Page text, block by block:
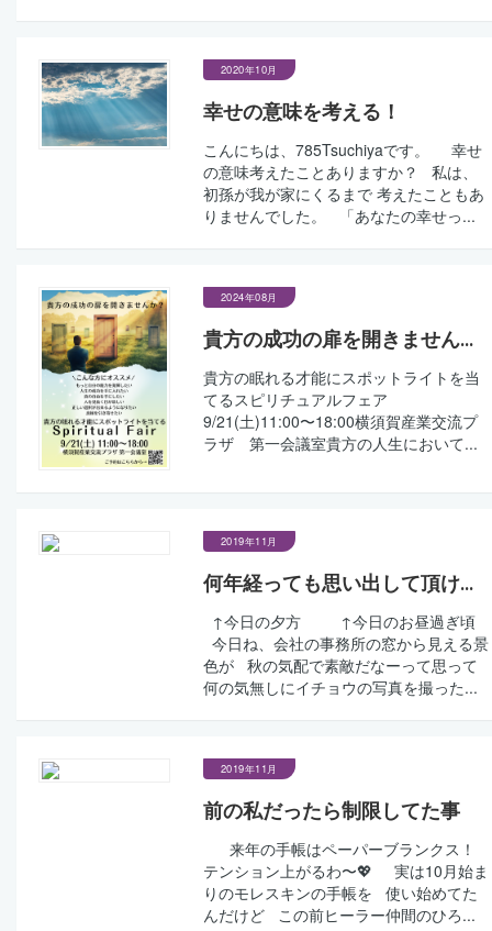
2020年10月
幸せの意味を考える！
こんにちは、785Tsuchiyaです。 幸せ
の意味考えたことありますか？ 私は、
初孫が我が家にくるまで 考えたこともあ
りませんでした。 「あなたの幸せっ...
2024年08月
貴方の成功の扉を開きません...
貴方の眠れる才能にスポットライトを当
てるスピリチュアルフェア
9/21(土)11:00〜18:00横須賀産業交流プ
ラザ 第一会議室貴方の人生において...
2019年11月
何年経っても思い出して頂け...
↑今日の夕方 ↑今日のお昼過ぎ頃
今日ね、会社の事務所の窓から見える景
色が 秋の気配で素敵だなーって思って
何の気無しにイチョウの写真を撮った...
2019年11月
前の私だったら制限してた事
来年の手帳はペーパーブランクス！
テンション上がるわ〜💖 実は10月始ま
りのモレスキンの手帳を 使い始めてた
んだけど この前ヒーラー仲間のひろ...